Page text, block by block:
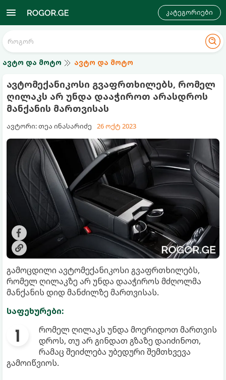
კატეგორიები
ავტო და მოტო ავტო და მოტო
ავტომექანიკოსი გვაფრთხილებს, რომელ
ღილაკს არ უნდა დააჭიროთ არასდროს
მანქანის მართვისას
ავტორი: თეა ინასარიძე 26 ოქტ 2023
გამოცდილი ავტომექანიკოსი გვაფრთხილებს,
რომელ ღილაკზე არ უნდა დააჭიროს მძღოლმა
მანქანის დიდ მანძილზე მართვისას.
საფეხურები:
რომელ ღილაკს უნდა მოერიდოთ მართვის
დროს, თუ არ გინდათ გზაზე დაიძინოთ,
რამაც შეიძლება უბედური შემთხვევა
გამოიწვიოს.